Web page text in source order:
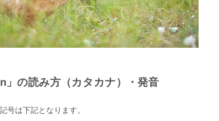
」の読み方（カタカナ）・発音
号は下記となります。